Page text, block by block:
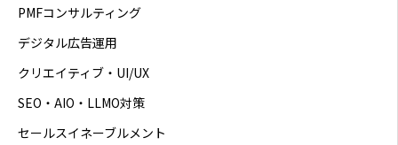
PMFコンサルティング
デジタル広告運用
クリエイティブ・UI/UX
SEO・AIO・LLMO対策
セールスイネーブルメント